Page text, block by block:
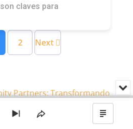
claves para
2 Next
SaltarCompartir
o